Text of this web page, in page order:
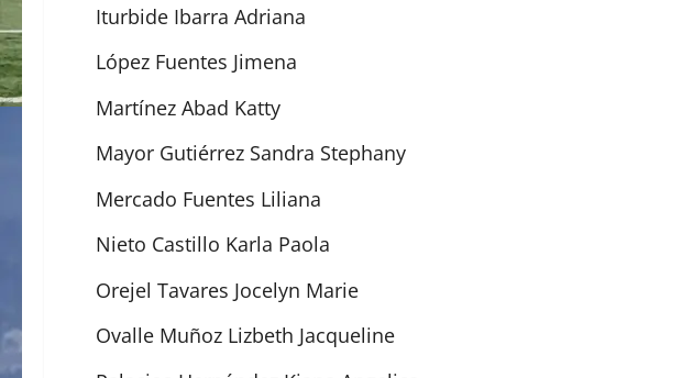
Iturbide Ibarra Adriana
López Fuentes Jimena
Martínez Abad Katty
Mayor Gutiérrez Sandra Stephany
Mercado Fuentes Liliana
Nieto Castillo Karla Paola
Orejel Tavares Jocelyn Marie
Ovalle Muñoz Lizbeth Jacqueline